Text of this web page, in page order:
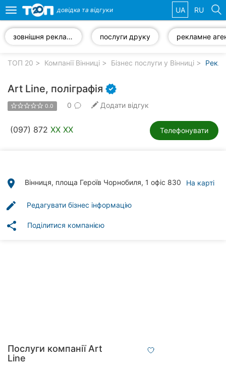
компанії
клініки
Автошколи
Всі
міста:
Toggle
navigation
довідка та відгуки UA RU
зовнішня реклама послуги друку
ТОП 20 Компанії Вінниці Бізнес послуги у Вінниці
Art Line, поліграфія
0.0 0 Додати відгук
(097) 872 XX XX Телефонувати
place Вінниця, площа Героїв Чорнобиля, 1 офіс 830 На карті
edit Редагувати бізнес інформацію
share Поділитися компанією
Послуги компанії Art
Line